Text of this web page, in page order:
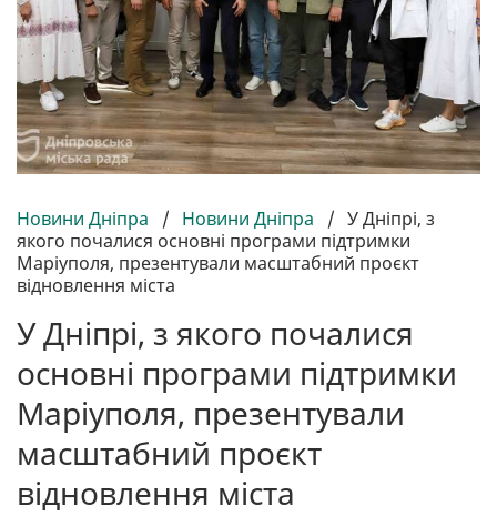
Новини Дніпра / Новини Дніпра / У Дніпрі, з
якого почалися основні програми підтримки
Маріуполя, презентували масштабний проєкт
відновлення міста
У Дніпрі, з якого почалися
основні програми підтримки
Маріуполя, презентували
масштабний проєкт
відновлення міста